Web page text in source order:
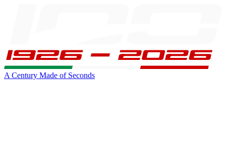
A Century Made of Seconds